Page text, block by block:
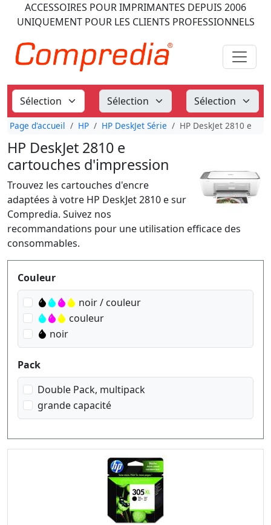
ACCESSOIRES POUR IMPRIMANTES DEPUIS 2006
UNIQUEMENT POUR LES CLIENTS PROFESSIONNELS
Page d'accueil HP HP DeskJet Série HP DeskJet 2810 e
HP DeskJet 2810 e
cartouches d'impression
Trouvez les cartouches d'encre
adaptées à votre HP DeskJet 2810 e sur
Compredia. Suivez nos
recommandations pour une utilisation efficace des
consommables.
Produktfilter
Couleur
noir / couleur
couleur
noir
Pack
Double Pack, multipack
grande capacité